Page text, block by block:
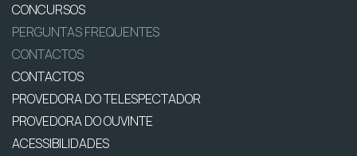
CONCURSOS
PERGUNTAS FREQUENTES
CONTACTOS
CONTACTOS
PROVEDORA DO TELESPECTADOR
PROVEDORA DO OUVINTE
ACESSIBILIDADES